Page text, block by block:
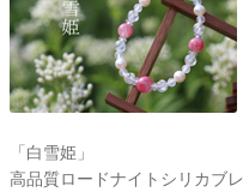
「白雪姫」
高品質ロードナイトシリカブレ